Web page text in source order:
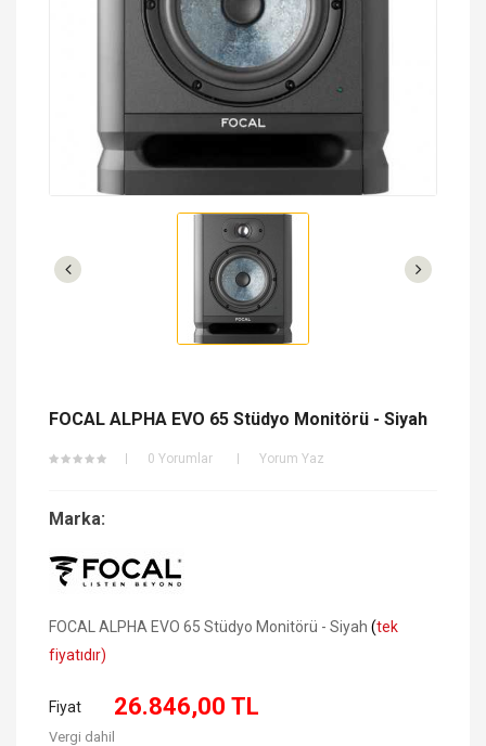
FOCAL ALPHA EVO 65 Stüdyo Monitörü - Siyah
0 Yorumlar Yorum Yaz
Marka:
FOCAL ALPHA EVO 65 Stüdyo Monitörü - Siyah (tek
fiyatıdır)
Fiyat 26.846,00 TL
Vergi dahil